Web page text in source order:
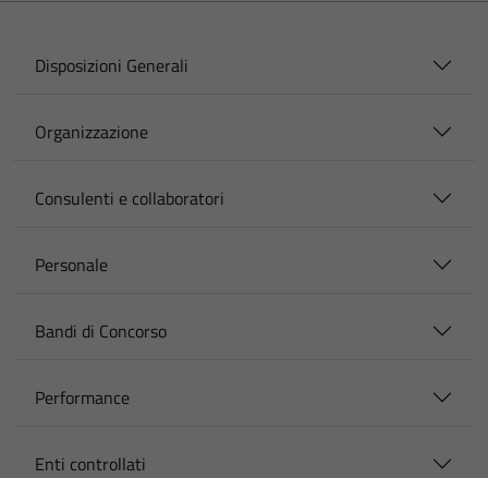
Disposizioni Generali
Organizzazione
Consulenti e collaboratori
Personale
Bandi di Concorso
Performance
Enti controllati